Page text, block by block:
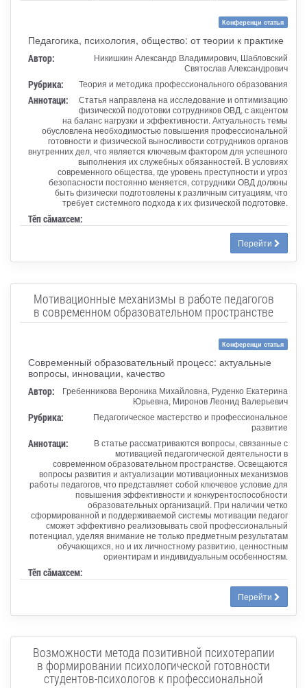
Конференци статья
Педагогика, психология, общество: от теории к практике
Автор:
Никишкин Александр Владимирович, Шабловский
Святослав Александрович
Рубрика: Теория и методика профессионального образования
Аннотаци:
Статья направлена на исследование и оптимизацию
физической подготовки сотрудников ОВД, с акцентом
на баланс нагрузки и эффективности. Актуальность темы
обусловлена необходимостью повышения профессиональной
готовности и физической выносливости сотрудников органов
внутренних дел, что является ключевым фактором для успешного
выполнения их служебных обязанностей. В условиях
современного общества, где уровень преступности и угроз
безопасности постоянно меняется, сотрудники ОВД должны
быть физически подготовлены к различным ситуациям, что
требует системного подхода к их физической подготовке.
Тӗп сӑмахсем:
Перейти
Мотивационные механизмы в работе педагогов
в современном образовательном пространстве
Конференци статья
Современный образовательный процесс: актуальные
вопросы, инновации, качество
Автор:
Гребенникова Вероника Михайловна, Руденко Екатерина
Юрьевна, Миронов Леонид Валерьевич
Рубрика:
Педагогическое мастерство и профессиональное
развитие
Аннотаци:
В статье рассматриваются вопросы, связанные с
мотивацией педагогической деятельности в
современном образовательном пространстве. Освещаются
вопросы развития и актуализации мотивационных механизмов
работы педагогов, что представляет собой ключевое условие для
повышения эффективности и конкурентоспособности
образовательных организаций. При наличии четко
сформированной и поддерживаемой системы мотивации педагог
сможет эффективно реализовывать свой профессиональный
потенциал, уделяя внимание не только предметным результатам
обучающихся, но и их личностному развитию, ценностным
ориентирам и индивидуальным особенностям.
Тӗп сӑмахсем:
Перейти
Возможности метода позитивной психотерапии
в формировании психологической готовности
студентов-психологов к профессиональной